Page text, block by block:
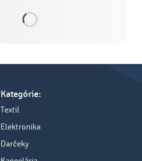
Kategórie:
Textil
Elektronika
Darčeky